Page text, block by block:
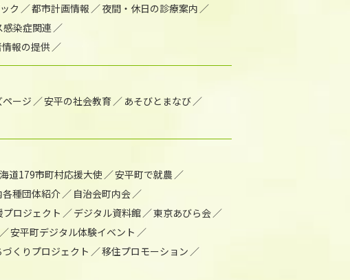
ク 都市計画情報
夜間・休日の診療案内
感染症関連
報の提供
ージ 安平の社会教育
あそびとまなび
道179市町村応援大使
安平町で就農
各種団体紹介
自治会町内会
ロジェクト デジタル資料館
東京あびら会
安平町デジタル体験イベント
くりプロジェクト
移住プロモーション